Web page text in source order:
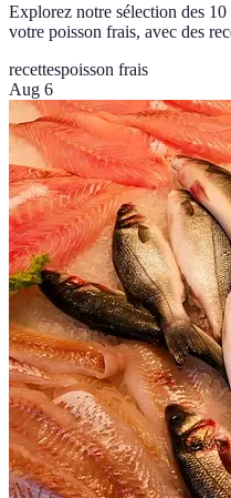
Explorez notre sélection des
votre poisson frais, avec des
recettespoisson frais
Aug 6